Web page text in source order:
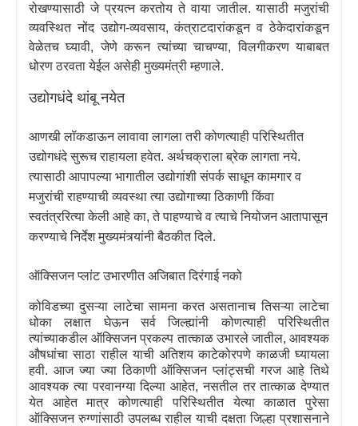
रोखण्यासाठी जे प्रयत्न करतोय ते वाया जातील. यासाठी मजुरांची
व्यवस्थित नोंद उद्योग-व्यवसाय,कंत्राटदारांकडून व ठेकेदारांकडून
वेळेतच घ्यावी,जेणे करून त्यांच्या चाचण्या,विलगीकरण याबाबत
धोरण ठरवता येईल असेही मुख्यमंत्री म्हणाले.
उद्योगधंदे थांबू नयेत
आणखी लॉकडाऊन लावावा लागला तरी कोणत्याही परिस्थितीत
उद्योगधंदे सुरूच राहायला हवेत. अर्थचक्राला ब्रेक लागता नये.
त्यासाठी आपापल्या भागातील उद्योगांशी संपर्क साधून कामगार व
मजुरांची राहण्याची व्यवस्था त्या उद्योगाच्या ठिकाणी किंवा
स्वतंत्ररित्या केली आहे का,ते पाहण्याचे व त्याचे नियोजन आतापासून
करण्याचे निर्देश मुख्यमंत्र्यांनी बैठकीत दिले.
ऑक्सिजन प्लांट उभारणीत अजिबात दिरंगाई नको
कोविडच्या दुसऱ्या लाटेचा सामना करत असतानाच तिसऱ्या लाटेचा
धोका लक्षात घेऊन सर्व जिल्ह्यांनी कोणत्याही परिस्थितीत
त्यांच्याकडील ऑक्सिजन प्रकल्प तात्काळ उभारले जातील,आवश्यक
औषधांचा साठा राहील याची अतिशय काटेकोरपणे काळजी घ्यायला
हवी. आज ज्या ज्या ठिकाणी ऑक्सिजन प्लांट्सची गरज आहे तिथे
आवश्यक त्या परवानग्या दिल्या आहेत,नसतील तर तात्काळ देण्यात
येत आहेत मात्र कोणत्याही परिस्थितीत येत्या काळात पुरेसा
ऑक्सिजन रुग्णांसाठी उपलब्ध राहील याची दक्षता जिल्हा प्रशासनाने